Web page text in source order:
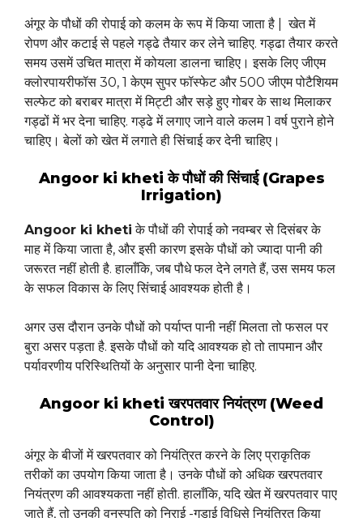
अंगूर के पौधों की रोपाई को कलम के रूप में किया जाता है | खेत में
रोपण और कटाई से पहले गड्ढे तैयार कर लेने चाहिए. गड्ढा तैयार करते
समय उसमें उचित मात्रा में कोयला डालना चाहिए। इसके लिए जीएम
क्लोरपायरीफॉस 30, 1 केएम सुपर फॉस्फेट और 500 जीएम पोटैशियम
सल्फेट को बराबर मात्रा में मिट्टी और सड़े हुए गोबर के साथ मिलाकर
गड्ढों में भर देना चाहिए. गड्ढे में लगाए जाने वाले कलम 1 वर्ष पुराने होने
चाहिए। बेलों को खेत में लगाते ही सिंचाई कर देनी चाहिए।
Angoor ki kheti के पौधों की सिंचाई (Grapes
Irrigation)
Angoor ki kheti के पौधों की रोपाई को नवम्बर से दिसंबर के
माह में किया जाता है, और इसी कारण इसके पौधों को ज्यादा पानी की
जरूरत नहीं होती है. हालाँकि, जब पौधे फल देने लगते हैं, उस समय फल
के सफल विकास के लिए सिंचाई आवश्यक होती है।
अगर उस दौरान उनके पौधों को पर्याप्त पानी नहीं मिलता तो फसल पर
बुरा असर पड़ता है. इसके पौधों को यदि आवश्यक हो तो तापमान और
पर्यावरणीय परिस्थितियों के अनुसार पानी देना चाहिए.
Angoor ki kheti खरपतवार नियंत्रण (Weed
Control)
अंगूर के बीजों में खरपतवार को नियंत्रित करने के लिए प्राकृतिक
तरीकों का उपयोग किया जाता है। उनके पौधों को अधिक खरपतवार
नियंत्रण की आवश्यकता नहीं होती. हालाँकि, यदि खेत में खरपतवार पाए
जाते हैं, तो उनकी वनस्पति को निराई -गुड़ाई विधिसे नियंत्रित किया